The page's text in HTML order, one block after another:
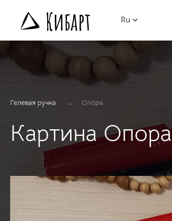
Ru
Гелевая ручка → Опора
Картина Опора